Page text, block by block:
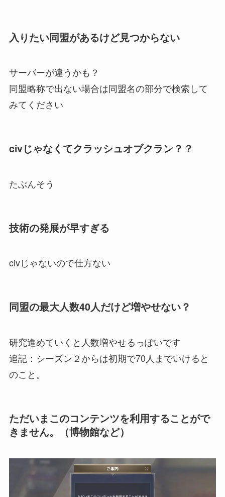
入りたい同盟があるけど見つからない
サーバーが違うかも？
同盟略称で出ない場合は同盟名の部分で検索して
みてください
civじゃなくてクラッシュオブクラン？？
たぶんそう
技術の発展が早すぎる
civじゃないので仕方ない
同盟の最大人数40人だけど増やせない？
研究進めていくと人数増やせるっぽいです
追記：シーズン２からは初期で70人までいけると
のこと。
ただいまこのコンテンツを利用することがで
きません。（博物館など）